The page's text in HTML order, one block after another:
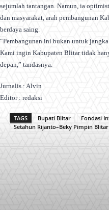
sejumlah tantangan. Namun, ia
dan masyarakat, arah pembangunan
berdaya saing.
“Pembangunan ini bukan untuk
Kami ingin Kabupaten Blitar tidak
depan,” tandasnya.
Jurnalis : Alvin
Editor : redaksi
TAGS Bupati Blitar
Fondasi
Setahun Rijanto–Beky Pimpin Blitar
Facebook